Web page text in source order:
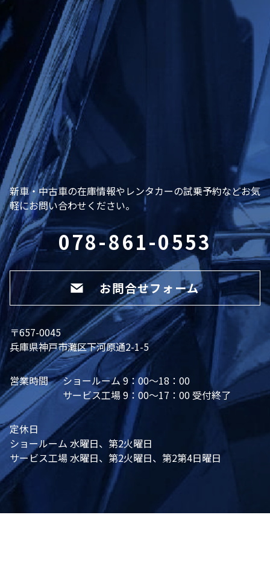
新車・中古車の在庫情報やレンタカーの試乗予約などお気
軽にお問い合わせください。
078-861-0553
お問合せフォーム
〒657-0045
兵庫県神戸市灘区下河原通2-1-5
営業時間
ショールーム 9：00～18：00
サービス工場 9：00～17：00 受付終了
定休日
ショールーム 水曜日、第2火曜日
サービス工場 水曜日、第2火曜日、第2第4日曜日